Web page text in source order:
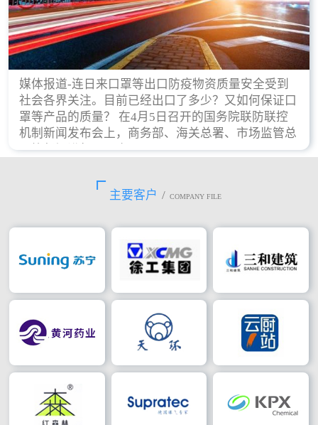
媒体报道-连日来口罩等出口防疫物资质量安全受到
社会各界关注。目前已经出口了多少？又如何保证口
罩等产品的质量？ 在4月5日召开的国务院联防联控
机制新闻发布会上，商务部、海关总署、市场监管总
局等部门进行了回应。
主要客户 / COMPANY FILE